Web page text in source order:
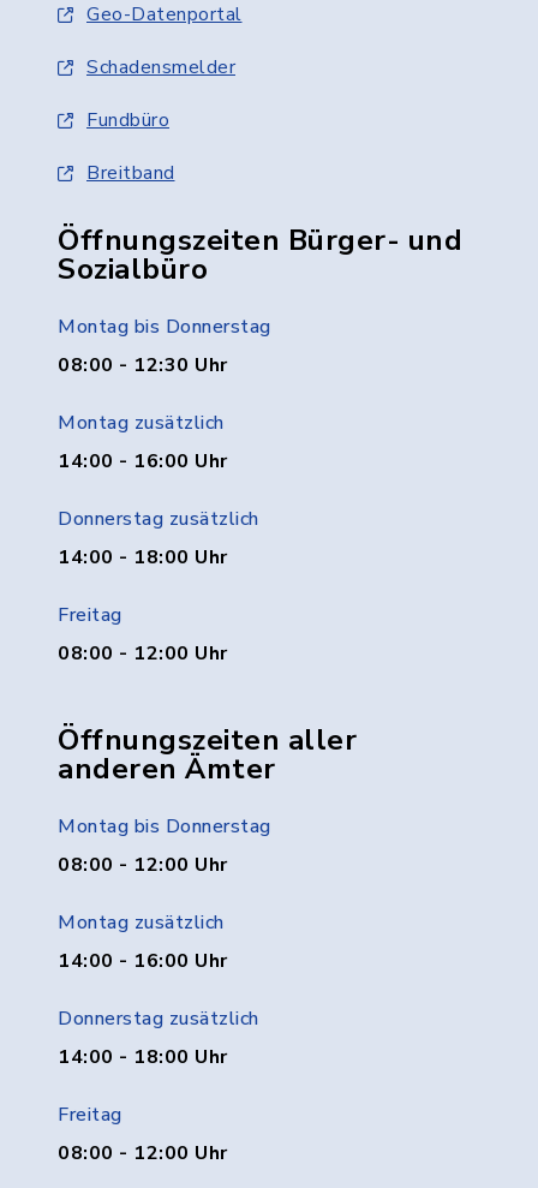
Geo-Datenportal
Schadensmelder
Fundbüro
Breitband
Öffnungszeiten Bürger- und
Sozialbüro
Montag bis Donnerstag
08:00 - 12:30 Uhr
Montag zusätzlich
14:00 - 16:00 Uhr
Donnerstag zusätzlich
14:00 - 18:00 Uhr
Freitag
08:00 - 12:00 Uhr
Öffnungszeiten aller
anderen Ämter
Montag bis Donnerstag
08:00 - 12:00 Uhr
Montag zusätzlich
14:00 - 16:00 Uhr
Donnerstag zusätzlich
14:00 - 18:00 Uhr
Freitag
08:00 - 12:00 Uhr